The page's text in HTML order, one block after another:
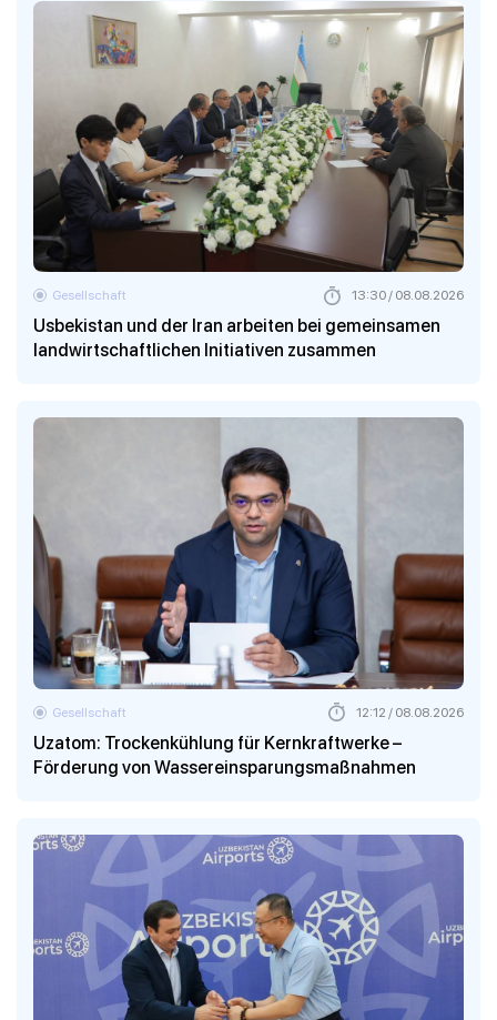
Usbekistan und der Iran arbeiten bei gemeinsamen
landwirtschaftlichen Initiativen zusammen
Gesellschaft 13:30 / 08.08.2026
Uzatom: Trockenkühlung für Kernkraftwerke –
Förderung von Wassereinsparungsmaßnahmen
Gesellschaft 12:12 / 08.08.2026